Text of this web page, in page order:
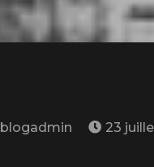
blogadmin 23